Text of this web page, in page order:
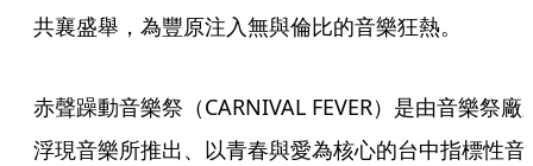
共襄盛舉，為豐原注入無與倫比的音樂狂熱。
赤聲躁動音樂祭（CARNIVAL FEVER）是由音樂祭廠
浮現音樂所推出、以青春與愛為核心的台中指標性音